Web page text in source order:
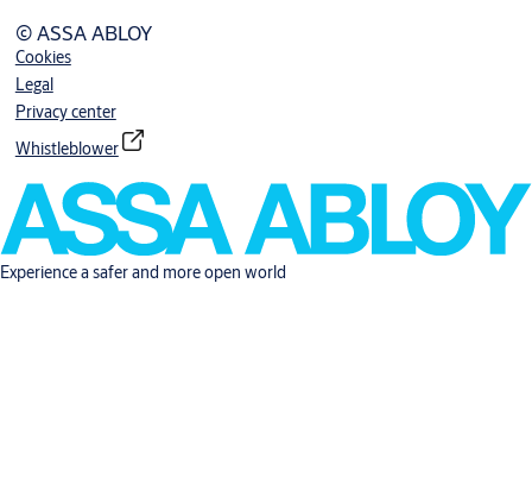
© ASSA ABLOY
Cookies
Legal
Privacy center
Whistleblower
Experience a safer and more open world